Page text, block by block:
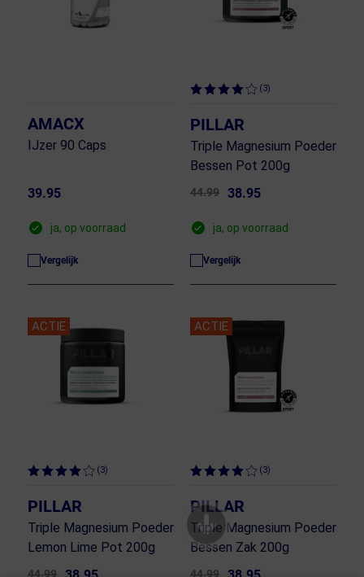
AMACX
IJzer 90 Caps
39.95
ja, op voorraad
Vergelijk
(3)
PILLAR
Triple Magnesium Poeder
Bessen Pot 200g
44.99 38.95
ja, op voorraad
Vergelijk
ACTIE
(3)
PILLAR
Triple Magnesium Poeder
Lemon Lime Pot 200g
44.99
ACTIE
(3)
PILLAR
Triple Magnesium Poeder
Bessen Zak 200g
44.99